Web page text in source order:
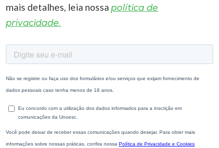
mais detalhes, leia nossa política de
privacidade.